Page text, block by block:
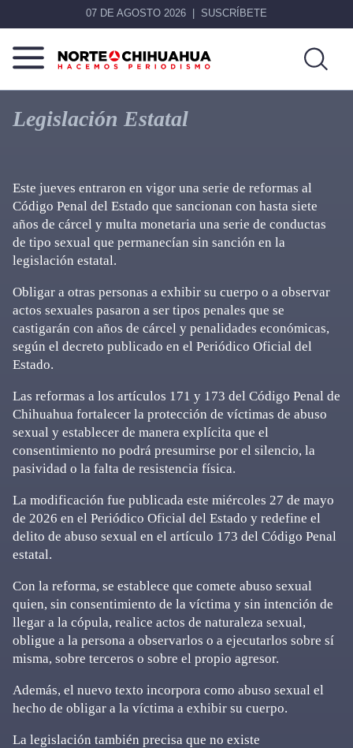
07 DE AGOSTO 2026 SUSCRÍBETE
Norte
De
Chihuahua
Más
que
noticias,
Legislación Estatal
Este jueves entraron en vigor una serie de reformas al
Código Penal del Estado que sancionan con hasta siete
años de cárcel y multa monetaria una serie de conductas
de tipo sexual que permanecían sin sanción en la
legislación estatal.
Obligar a otras personas a exhibir su cuerpo o a observar
actos sexuales pasaron a ser tipos penales que se
castigarán con años de cárcel y penalidades económicas,
según el decreto publicado en el Periódico Oficial del
Estado.
Las reformas a los artículos 171 y 173 del Código Penal de
Chihuahua fortalecer la protección de víctimas de abuso
sexual y establecer de manera explícita que el
consentimiento no podrá presumirse por el silencio, la
pasividad o la falta de resistencia física.
La modificación fue publicada este miércoles 27 de mayo
de 2026 en el Periódico Oficial del Estado y redefine el
delito de abuso sexual en el artículo 173 del Código Penal
estatal.
Con la reforma, se establece que comete abuso sexual
quien, sin consentimiento de la víctima y sin intención de
llegar a la cópula, realice actos de naturaleza sexual,
obligue a la persona a observarlos o a ejecutarlos sobre sí
misma, sobre terceros o sobre el propio agresor.
Además, el nuevo texto incorpora como abuso sexual el
hecho de obligar a la víctima a exhibir su cuerpo.
La legislación también precisa que no existe